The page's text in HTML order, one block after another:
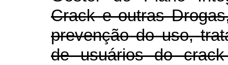
Crack e outras
prevenção do uso,
de usuários do